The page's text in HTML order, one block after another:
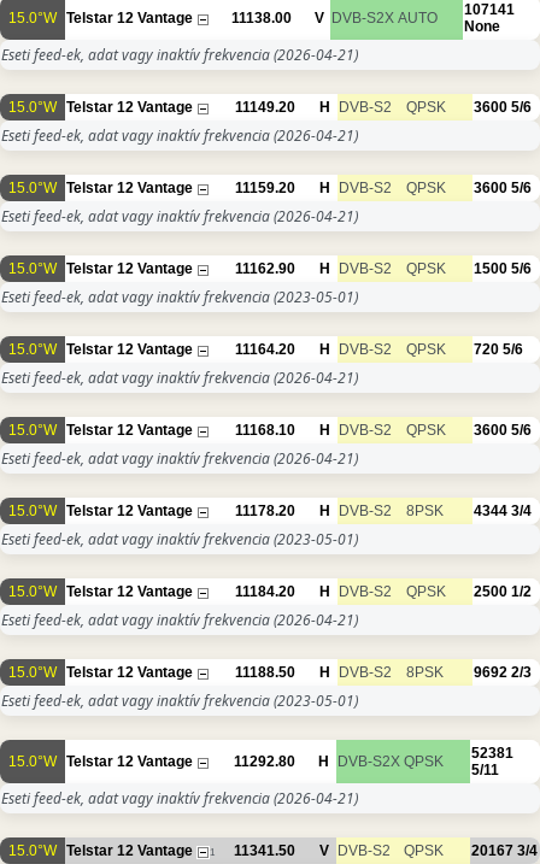
15.0°W Telstar 12 Vantage 11138.00 V DVB-S2X AUTO
107141
None
Eseti feed-ek, adat vagy inaktív frekvencia(2026-04-21)
15.0°W Telstar 12 Vantage 11149.20 H DVB-S2 QPSK 3600 5/6
Eseti feed-ek, adat vagy inaktív frekvencia(2026-04-21)
15.0°W Telstar 12 Vantage 11159.20 H DVB-S2 QPSK 3600 5/6
Eseti feed-ek, adat vagy inaktív frekvencia(2026-04-21)
15.0°W Telstar 12 Vantage 11162.90 H DVB-S2 QPSK 1500 5/6
Eseti feed-ek, adat vagy inaktív frekvencia(2023-05-01)
15.0°W Telstar 12 Vantage 11164.20 H DVB-S2 QPSK 720 5/6
Eseti feed-ek, adat vagy inaktív frekvencia(2026-04-21)
15.0°W Telstar 12 Vantage 11168.10 H DVB-S2 QPSK 3600 5/6
Eseti feed-ek, adat vagy inaktív frekvencia(2026-04-21)
15.0°W Telstar 12 Vantage 11178.20 H DVB-S2 8PSK 4344 3/4
Eseti feed-ek, adat vagy inaktív frekvencia(2023-05-01)
15.0°W Telstar 12 Vantage 11184.20 H DVB-S2 QPSK 2500 1/2
Eseti feed-ek, adat vagy inaktív frekvencia(2026-04-21)
15.0°W Telstar 12 Vantage 11188.50 H DVB-S2 8PSK 9692 2/3
Eseti feed-ek, adat vagy inaktív frekvencia(2023-05-01)
15.0°W Telstar 12 Vantage 11292.80 H DVB-S2X QPSK
52381
5/11
Eseti feed-ek, adat vagy inaktív frekvencia(2026-04-21)
15.0°W Telstar 12 Vantage 1 11341.50 V DVB-S2 QPSK 20167 3/4